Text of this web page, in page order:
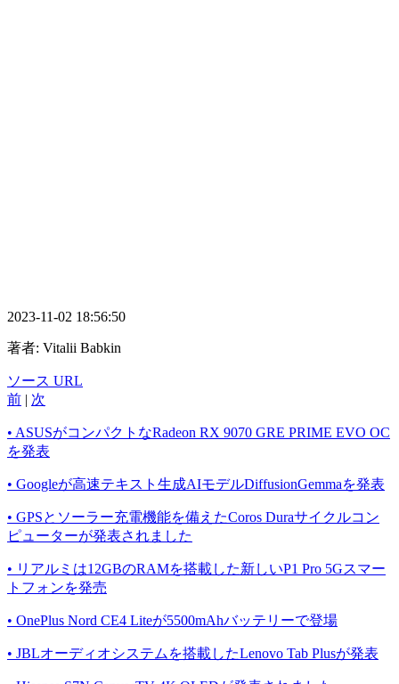
2023-11-02 18:56:50
著者: Vitalii Babkin
ソース URL
前 | 次
• ASUSがコンパクトなRadeon RX 9070 GRE PRIME EVO OC
を発表
• Googleが高速テキスト生成AIモデルDiffusionGemmaを発表
• GPSとソーラー充電機能を備えたCoros Duraサイクルコン
ピューターが発表されました
• リアルミは12GBのRAMを搭載した新しいP1 Pro 5Gスマー
トフォンを発売
• OnePlus Nord CE4 Liteが5500mAhバッテリーで登場
• JBLオーディオシステムを搭載したLenovo Tab Plusが発表